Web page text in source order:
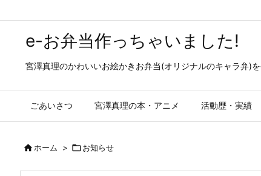
e-お弁当作っちゃいました!
宮澤真理のかわいいお絵かきお弁当(オリジナルのキャラ弁)
ごあいさつ 宮澤真理の本・アニメ 活動歴・実績
ホーム > お知らせ